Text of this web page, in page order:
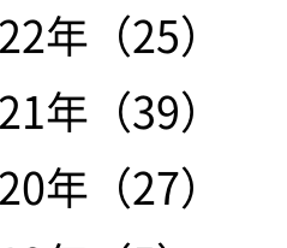
年（25）
年（39）
年（27）